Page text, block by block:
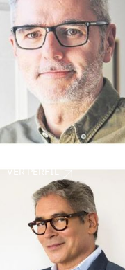
VER PERFIL